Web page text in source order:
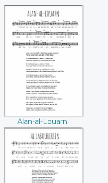
Alan-al-Louarn
Alan-al-Louarn
Al labourerien